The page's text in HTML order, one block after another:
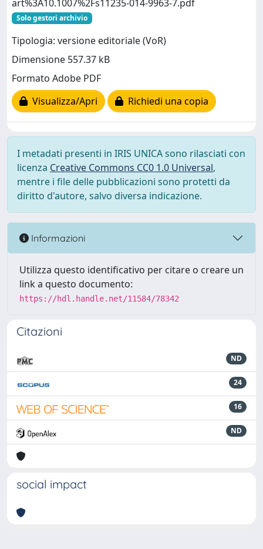
art%3A10.1007%2Fs11235-014-9963-7.pdf
Solo gestori archivio
Tipologia: versione editoriale (VoR)
Dimensione 557.37 kB
Formato Adobe PDF
Visualizza/Apri
Richiedi una copia
I metadati presenti in IRIS UNICA sono rilasciati con
licenza Creative Commons CC0 1.0 Universal,
mentre i file delle pubblicazioni sono protetti da
diritto d'autore, salvo diversa indicazione.
Informazioni
Utilizza questo identificativo per citare o creare un
link a questo documento:
https://hdl.handle.net/11584/78342
Citazioni
ND
24
16
ND
social impact